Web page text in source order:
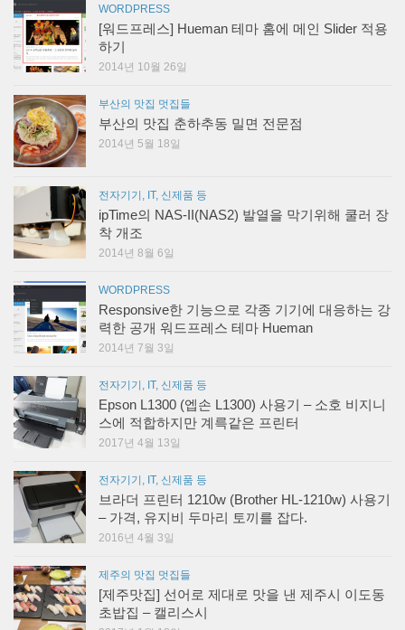
WORDPRESS
[워드프레스] Hueman 테마 홈에 메인 Slider 적용
하기
2014년 10월 26일
부산의 맛집 멋집들
부산의 맛집 춘하추동 밀면 전문점
2014년 5월 18일
전자기기, IT, 신제품 등
ipTime의 NAS-II(NAS2) 발열을 막기위해 쿨러 장
착 개조
2014년 8월 6일
WORDPRESS
Responsive한 기능으로 각종 기기에 대응하는 강
력한 공개 워드프레스 테마 Hueman
2014년 7월 3일
전자기기, IT, 신제품 등
Epson L1300 (엡손 L1300) 사용기 – 소호 비지니
스에 적합하지만 계륵같은 프린터
2017년 4월 13일
전자기기, IT, 신제품 등
브라더 프린터 1210w (Brother HL-1210w) 사용기
– 가격, 유지비 두마리 토끼를 잡다.
2016년 4월 3일
제주의 맛집 멋집들
[제주맛집] 선어로 제대로 맛을 낸 제주시 이도동
초밥집 – 캘리스시